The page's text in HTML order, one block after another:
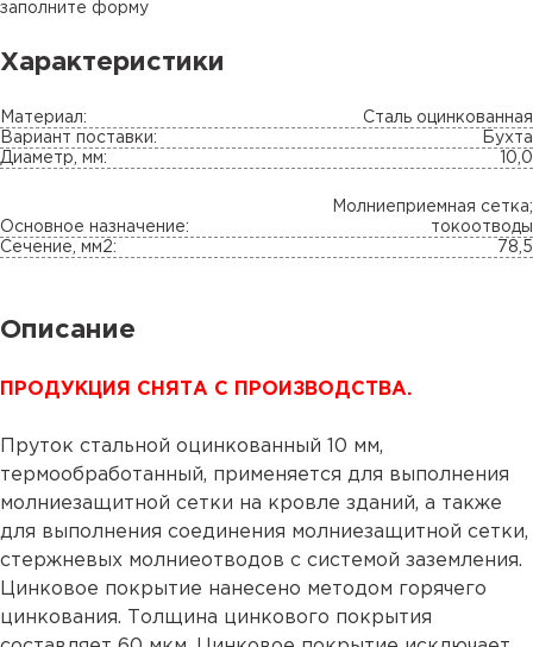
заполните форму
Характеристики
Материал:
Сталь оцинкованная
Вариант поставки:
Бухта
Диаметр, мм:
10,0
Основное назначение:
Молниеприемная сетка;
токоотводы
Сечение, мм2:
78,5
Описание
ПРОДУКЦИЯ СНЯТА С ПРОИЗВОДСТВА.
Пруток стальной оцинкованный 10 мм,
термообработанный, применяется для выполнения
молниезащитной сетки на кровле зданий, а также
для выполнения соединения молниезащитной сетки,
стержневых молниеотводов с системой заземления.
Цинковое покрытие нанесено методом горячего
цинкования. Толщина цинкового покрытия